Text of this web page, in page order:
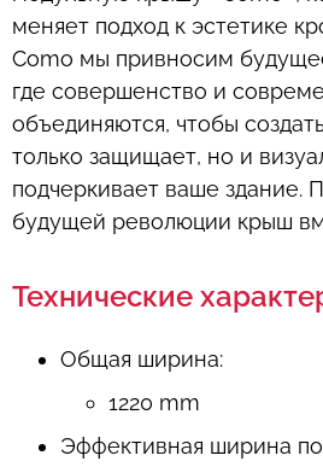
меняет подход к эстетике
Como мы привносим
где совершенство и
объединяются, чтобы
только защищает, но и
подчеркивает ваше здание.
будущей революции крыш
Технические
Общая ширина:
1220 mm
Эффективная ширина